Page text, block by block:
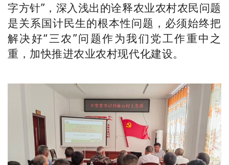
字方针”，深入浅出的诠释农业农村农民问题
是关系国计民生的根本性问题，必须始终把
解决好“三农”问题作为我们党工作重中之
重，加快推进农业农村现代化建设。